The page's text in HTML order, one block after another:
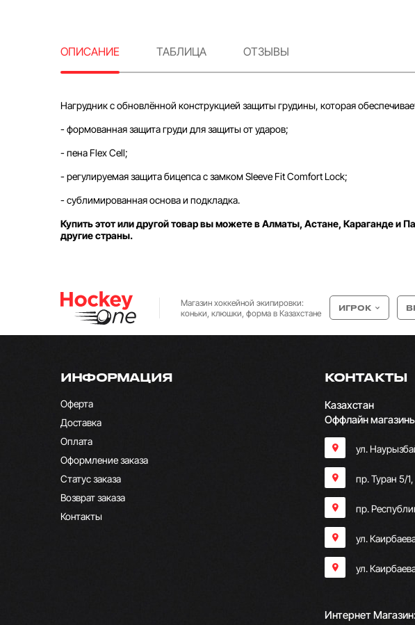
ОПИСАНИЕ ТАБЛИЦА ОТЗЫВЫ
Нагрудник с обновлённой конструкцией защиты грудины, которая
- формованная защита груди для защиты от ударов;
- пена Flex Cell;
- регулируемая защита бицепса с замком Sleeve Fit Comfort Lock;
- сублимированная основа и подкладка.
Купить этот или другой товар вы можете в Алматы, Астане, Караганде и
другие страны.
Магазин хоккейной экипировки:
коньки, клюшки, форма в Казахстане
ИГРОК
ИНФОРМАЦИЯ
Оферта
Доставка
Оплата
Оформление заказа
Статус заказа
Возврат заказа
Контакты
КОНТАКТЫ
Казахстан
Оффлайн
ул.
пр. Туран 5/
пр.
ул.
ул.
Интернет Магазин: